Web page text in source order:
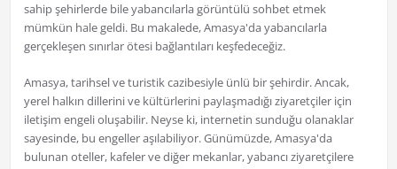
sahip şehirlerde bile yabancılarla görüntülü sohbet etmek
mümkün hale geldi. Bu makalede, Amasya'da yabancılarla
gerçekleşen sınırlar ötesi bağlantıları keşfedeceğiz.
Amasya, tarihsel ve turistik cazibesiyle ünlü bir şehirdir. Ancak,
yerel halkın dillerini ve kültürlerini paylaşmadığı ziyaretçiler için
iletişim engeli oluşabilir. Neyse ki, internetin sunduğu olanaklar
sayesinde, bu engeller aşılabiliyor. Günümüzde, Amasya'da
bulunan oteller, kafeler ve diğer mekanlar, yabancı ziyaretçilere